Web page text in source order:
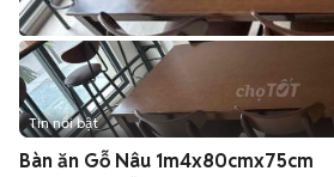
Tin nổi bật
Bàn ăn Gỗ Nâu 1m4x80cmx75cm